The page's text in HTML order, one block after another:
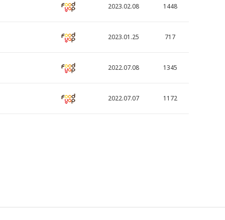
2023.02.08 1448
2023.01.25 717
2022.07.08 1345
2022.07.07 1172